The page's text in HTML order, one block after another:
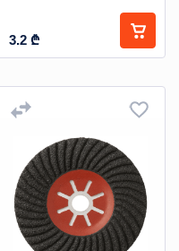
3.2 ₾